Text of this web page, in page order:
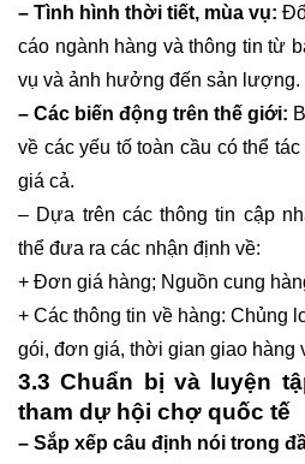
– Tình hình thời tiết, mùa vụ:
cáo ngành hàng và thông tin từ
vụ và ảnh hưởng đến sản lượng.
– Các biến động trên thế giới:
về các yếu tố toàn cầu có thể
giá cả.
– Dựa trên các thông tin cập
thể đưa ra các nhận định về:
+ Đơn giá hàng; Nguồn cung
+ Các thông tin về hàng: Chủng
gói, đơn giá, thời gian giao hàng
3.3 Chuẩn bị và luyện
tham dự hội chợ quốc tế
– Sắp xếp câu định nói trong